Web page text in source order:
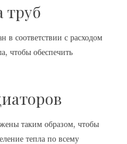
труб
в соответствии с расходом
чтобы обеспечить
таким образом, чтобы
тепла по всему